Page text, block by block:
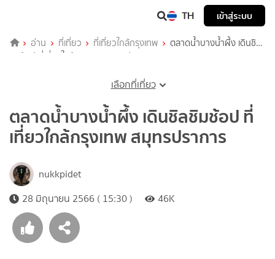
TH เข้าสู่ระบบ
อ่าน ที่เที่ยว ที่เที่ยวใกล้กรุงเทพ
ตลาดน้ำบางน้ำผึ้ง เดินชิล
ชิมช้อป ที่เที่ยวใกล้กรุงเทพ สมุทรปราการ
เลือกที่เที่ยว
ตลาดน้ำบางน้ำผึ้ง เดินชิลชิมช้อป ที่
เที่ยวใกล้กรุงเทพ สมุทรปราการ
nukkpidet
28 มิถุนายน 2566 ( 15:30 )
46K